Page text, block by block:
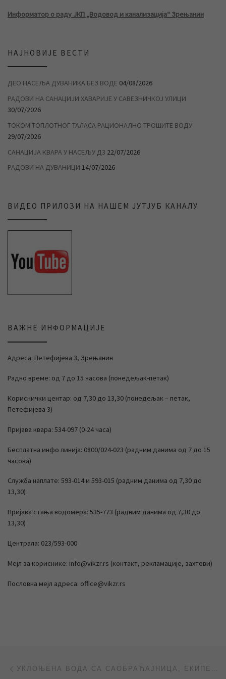
Информатор о раду ЈКП „Водовод и канализација“ Зрењанин
НАЈНОВИЈЕ ВЕСТИ
ДЕО НАСЕЉА ДУВАНИКА БЕЗ ВОДЕ 04/08/2026
РАДОВИ НА САНАЦИЈИ ХАВАРИЈЕ У САВЕЗНИЧКОЈ УЛИЦИ
30/07/2026
ТОКОМ ТОПЛОТНОГ ТАЛАСА РАЦИОНАЛНО ТРОШИТЕ ВОДУ
29/07/2026
САНАЦИЈА КВАРА У НАСЕЉУ Д3 22/07/2026
РАДОВИ НА ДУВАНИЦИ 14/07/2026
ВИДЕО ПРИЛОЗИ НА НАШЕМ ЈУТЈУБ КАНАЛУ
ВАЖНЕ ИНФОРМАЦИЈЕ
Адреса: Петефијева 3, Зрењанин
Радно време: од 7 до 15 часова (понедељак-петак)
Кориснички центар: од 7,30 до 13,30 (понедељак – петак,
Петефијева 3)
Пријава квара: 534-097 (0-24 часа)
Бесплатна инфо линија: 0800/024-023 (радним данима од 7 до 15
часова)
Служба наплате: 593-014 и 593-015 (радним данима од 7,30 до
13,30)
Пријава стања водомера: 535-773 (радним данима од 7,30 до
13,30)
Централа: 023/593-000
Мејл за кориснике: info@vikzr.rs (контакт, рекламације, захтеви)
Пословна мејл адреса: office@vikzr.rs
Post navigation УКЛОЊЕНА ВОДА СА САОБРАЋАЈНИЦА, ЕКИПЕ НЕПРЕКИДНО НА ТЕРЕНУ